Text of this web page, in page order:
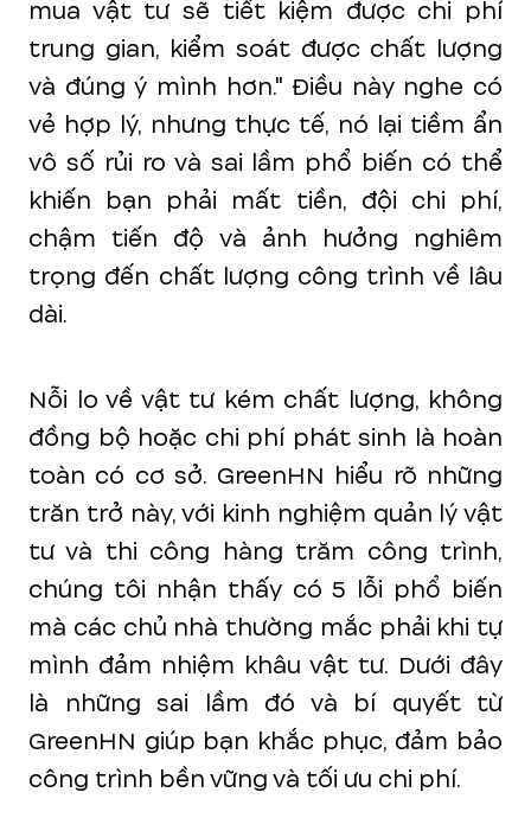
mua vật tư sẽ tiết kiệm được chi phí
trung gian, kiểm soát được chất lượng
và đúng ý mình hơn." Điều này nghe có
vẻ hợp lý, nhưng thực tế, nó lại tiềm ẩn
vô số rủi ro và sai lầm phổ biến có thể
khiến bạn phải mất tiền, đội chi phí,
chậm tiến độ và ảnh hưởng nghiêm
trọng đến chất lượng công trình về lâu
dài.
Nỗi lo về vật tư kém chất lượng, không
đồng bộ hoặc chi phí phát sinh là hoàn
toàn có cơ sở. GreenHN hiểu rõ những
trăn trở này, với kinh nghiệm quản lý vật
tư và thi công hàng trăm công trình,
chúng tôi nhận thấy có 5 lỗi phổ biến
mà các chủ nhà thường mắc phải khi tự
mình đảm nhiệm khâu vật tư. Dưới đây
là những sai lầm đó và bí quyết từ
GreenHN giúp bạn khắc phục, đảm bảo
công trình bền vững và tối ưu chi phí.